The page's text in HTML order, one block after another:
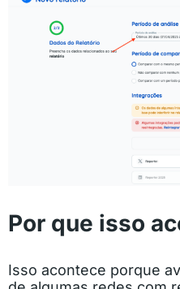
Por que isso
Isso acontece porque